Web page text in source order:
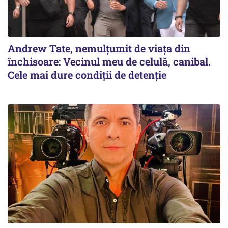
Andrew Tate, nemulțumit de viața din
închisoare: Vecinul meu de celulă, canibal.
Cele mai dure condiții de detenție